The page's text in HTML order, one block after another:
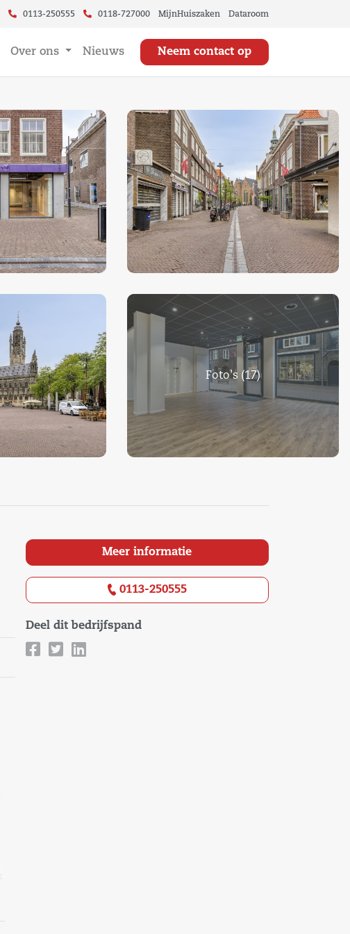
0113-250555 0118-727000 MijnHuiszaken Dataroom
Over ons Nieuws Neem contact op
Foto's (17)
Meer informatie
0113-250555
Deel dit bedrijfspand